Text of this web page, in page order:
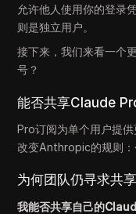
允许他人使用你的登录
则是独立用户。
接下来，我们来看一个
号？
能否共享Claude
Pro订阅为单个用户提
改变Anthropic的规则：
为何团队仍寻求共
我能否共享自己的